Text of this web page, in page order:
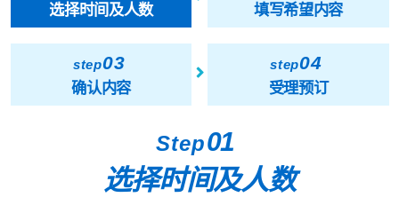
选择时间及人数 填写希望内容
step03
确认内容
step04
受理预订
Step01
选择时间及人数